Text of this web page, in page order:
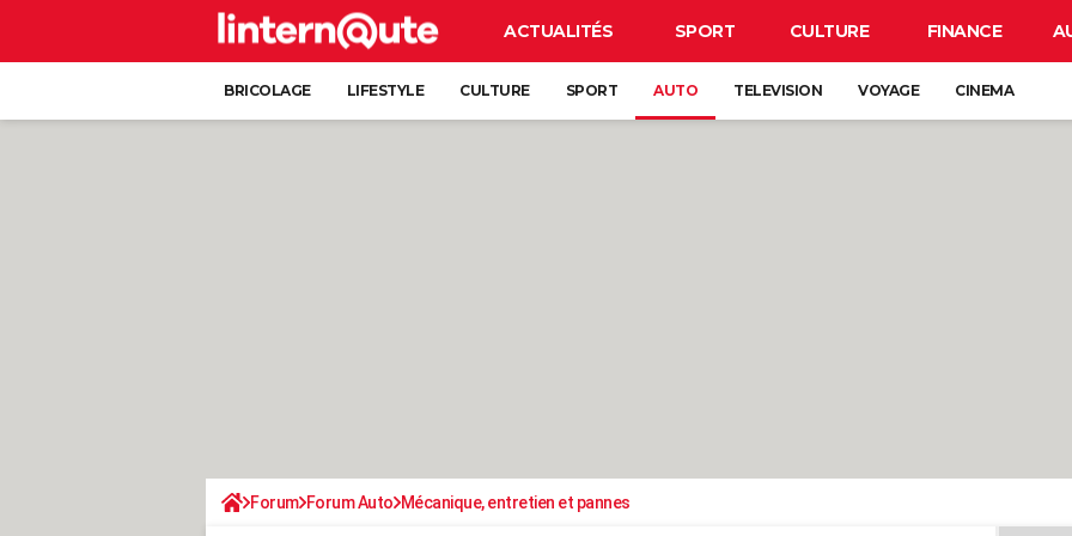
ACTUALITÉS SPORT CULTURE FINANCE
BRICOLAGE LIFESTYLE CULTURE SPORT AUTO TELEVISION VOYAGE CINEMA
Forum Forum Auto Mécanique, entretien et pannes